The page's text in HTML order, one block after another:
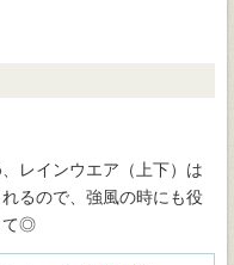
レインウエア（上下）は
るので、強風の時にも役
て◎